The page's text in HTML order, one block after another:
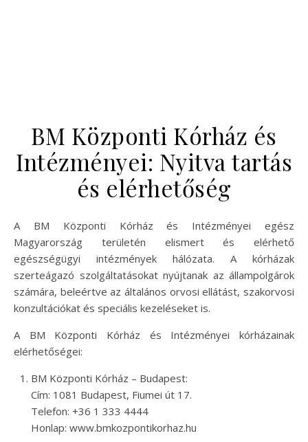
BM Központi Kórház és
Intézményei: Nyitva tartás
és elérhetőség
A BM Központi Kórház és Intézményei egész
Magyarország területén elismert és elérhető
egészségügyi intézmények hálózata. A kórházak
szerteágazó szolgáltatásokat nyújtanak az állampolgárok
számára, beleértve az általános orvosi ellátást, szakorvosi
konzultációkat és speciális kezeléseket is.
A BM Központi Kórház és Intézményei kórházainak
elérhetőségei:
BM Központi Kórház – Budapest:
Cím: 1081 Budapest, Fiumei út 17.
Telefon: +36 1 333 4444
Honlap: www.bmkozpontikorhaz.hu